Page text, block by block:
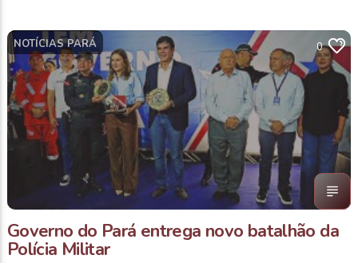
NOTÍCIAS PARÁ 0
Governo do Pará entrega novo batalhão da
Polícia Militar